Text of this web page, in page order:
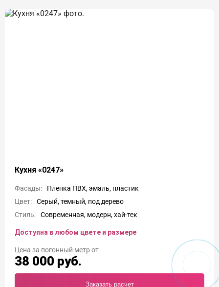
Кухня «0247»
Фасады:
Пленка ПВХ, эмаль, пластик
Цвет:
Серый, темный, под дерево
Стиль:
Современная, модерн, хай-тек
Доступна в любом цвете и размере
Цена
38 000 руб.
Заказать расчет